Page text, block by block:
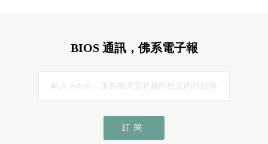
BIOS 通訊，佛系電子報
訂閱